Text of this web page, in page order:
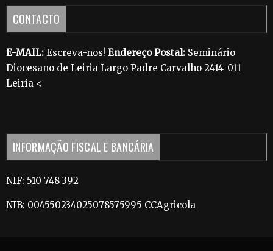
CONTACTO
E-MAIL: Escreva-nos! Endereço Postal: Seminário
Diocesano de Leiria Largo Padre Carvalho 2414-011
Leiria <
INFORMAÇÃO FISCAL E BANCÁRIA
NIF: 510 748 392
NIB: 004550234025078575995 CCAgricola